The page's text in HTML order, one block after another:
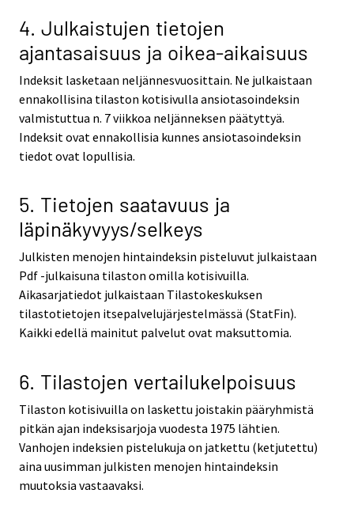
4. Julkaistujen tietojen
ajantasaisuus ja oikea-aikaisuus
Indeksit lasketaan neljännesvuosittain. Ne julkaistaan
ennakollisina tilaston kotisivulla ansiotasoindeksin
valmistuttua n. 7 viikkoa neljänneksen päätyttyä.
Indeksit ovat ennakollisia kunnes ansiotasoindeksin
tiedot ovat lopullisia.
5. Tietojen saatavuus ja
läpinäkyvyys/selkeys
Julkisten menojen hintaindeksin pisteluvut julkaistaan
Pdf -julkaisuna tilaston omilla kotisivuilla.
Aikasarjatiedot julkaistaan Tilastokeskuksen
tilastotietojen itsepalvelujärjestelmässä (StatFin).
Kaikki edellä mainitut palvelut ovat maksuttomia.
6. Tilastojen vertailukelpoisuus
Tilaston kotisivuilla on laskettu joistakin pääryhmistä
pitkän ajan indeksisarjoja vuodesta 1975 lähtien.
Vanhojen indeksien pistelukuja on jatkettu (ketjutettu)
aina uusimman julkisten menojen hintaindeksin
muutoksia vastaavaksi.